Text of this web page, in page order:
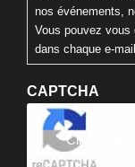
nos événements,
Vous pouvez
dans chaque e-mail.
CAPTCHA
Cliquez